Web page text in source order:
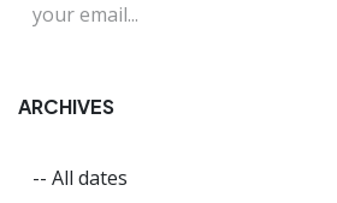
ARCHIVES